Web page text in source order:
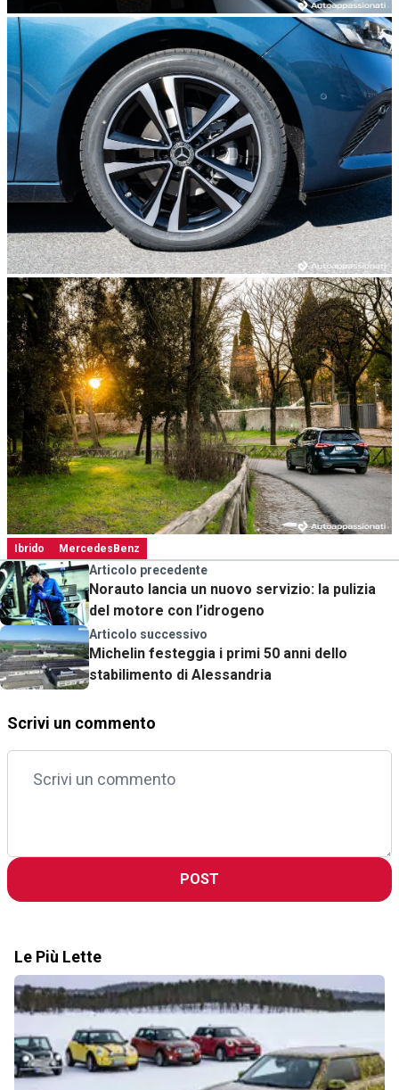
Ibrido MercedesBenz
Articolo precedente
Norauto lancia un nuovo servizio: la pulizia
del motore con l’idrogeno
Articolo successivo
Michelin festeggia i primi 50 anni dello
stabilimento di Alessandria
Scrivi un commento
POST
Le Più Lette